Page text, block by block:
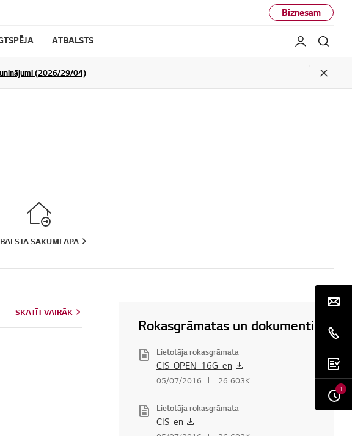
Biznesam
ATBALSTS Mans LG
(2026/29/04)
Close
SĀKUMLAPA
SKATĪT VAIRĀK
Rokasgrāmatas un dokumenti
Lietotāja rokasgrāmata
CIS_OPEN_16G_en
05/07/2016 26 603K
Lietotāja rokasgrāmata
CIS_en
1